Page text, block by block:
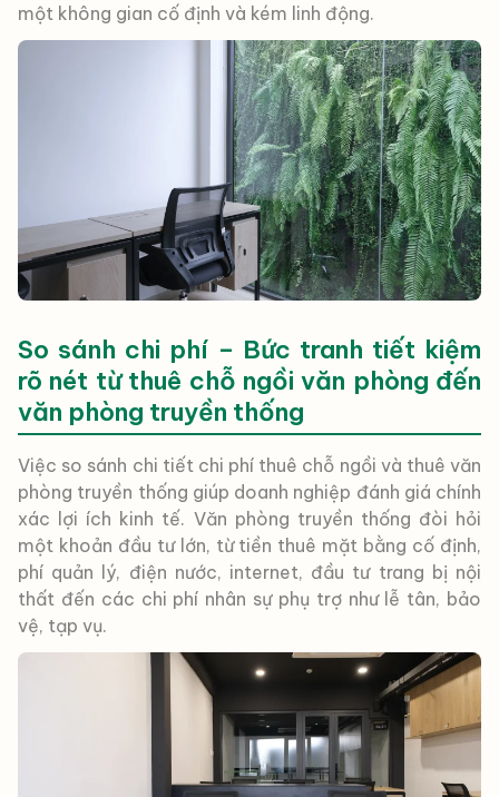
một không gian cố định và kém linh động.
So sánh chi phí – Bức tranh tiết kiệm
rõ nét từ thuê chỗ ngồi văn phòng đến
văn phòng truyền thống
Việc so sánh chi tiết chi phí thuê chỗ ngồi và thuê văn
phòng truyền thống giúp doanh nghiệp đánh giá chính
xác lợi ích kinh tế. Văn phòng truyền thống đòi hỏi
một khoản đầu tư lớn, từ tiền thuê mặt bằng cố định,
phí quản lý, điện nước, internet, đầu tư trang bị nội
thất đến các chi phí nhân sự phụ trợ như lễ tân, bảo
vệ, tạp vụ.